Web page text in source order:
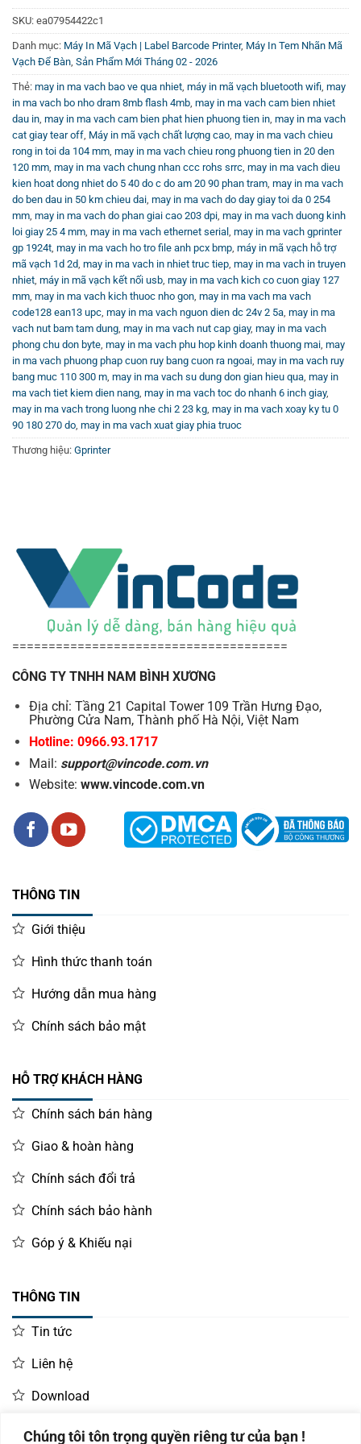
Chúng tôi tôn trọng quyền riêng tư của bạn !
có thể tham khảo video hướng dẫn chi tiết trênKênh
Youtube Vincode
các dòng máy in tem nhãn và văn phòng phẩm liên quan.
Kết Luận
Máy in nhãn in nhiệt đa chức năng với nhiều ưu điểm vượt
trội về công nghệ, thiết kế thông minh và khả năng xử lý
hiệu suất cao là giải pháp lý tưởng cho các doanh nghiệp
cần in tem nhãn chuyên nghiệp. Sản phẩm không chỉ đảm
bảo chất lượng in sắc nét, bền màu mà còn tối ưu hóa quy
trình vận hành, giúp tiết kiệm thời gian và chi phí.
SKU: ea07954422c1
Danh mục: Máy In Mã Vạch | Label Barcode Printer, Máy In Tem Nhãn Mã
Vạch Để Bàn, Sản Phẩm Mới Tháng 02 - 2026
Thẻ: may in ma vach bao ve qua nhiet, máy in mã vạch bluetooth wifi, may
in ma vach bo nho dram 8mb flash 4mb, may in ma vach cam bien nhiet
dau in, may in ma vach cam bien phat hien phuong tien in, may in ma vach
cat giay tear off, Máy in mã vạch chất lượng cao, may in ma vach chieu
rong in toi da 104 mm, may in ma vach chieu rong phuong tien in 20 den
120 mm, may in ma vach chung nhan ccc rohs srrc, may in ma vach dieu
kien hoat dong nhiet do 5 40 do c do am 20 90 phan tram, may in ma vach
do ben dau in 50 km chieu dai, may in ma vach do day giay toi da 0 254
mm, may in ma vach do phan giai cao 203 dpi, may in ma vach duong kinh
loi giay 25 4 mm, may in ma vach ethernet serial , may in ma vach gprinter
gp 1924t, may in ma vach ho tro file anh pcx bmp, máy in mã vạch hỗ trợ
mã vạch 1d 2d, may in ma vach in nhiet truc tiep, may in ma vach in truyen
nhiet, máy in mã vạch kết nối usb, may in ma vach kich co cuon giay 127
mm, may in ma vach kich thuoc nho gon, may in ma vach ma vach
code128 ean13 upc, may in ma vach nguon dien dc 24v 2 5a, may in ma
vach nut bam tam dung, may in ma vach nut cap giay, may in ma vach
phong chu don byte, may in ma vach phu hop kinh doanh thuong mai, may
in ma vach phuong phap cuon ruy bang cuon ra ngoai, may in ma vach ruy
bang muc 110 300 m, may in ma vach su dung don gian hieu qua, may in
ma vach tiet kiem dien nang, may in ma vach toc do nhanh 6 inch giay,
may in ma vach trong luong nhe chi 2 23 kg, may in ma vach xoay ky tu 0
90 180 270 do, may in ma vach xuat giay phia truoc
Thương hiệu: Gprinter
======================================
CÔNG TY TNHH NAM BÌNH XƯƠNG
Địa chỉ: Tầng 21 Capital Tower 109 Trần Hưng Đạo,
Phường Cửa Nam, Thành phố Hà Nội, Việt Nam
Hotline: 0966.93.1717
Mail: support@vincode.com.vn
Website: www.vincode.com.vn
THÔNG TIN
Giới thiệu
Hình thức thanh toán
Hướng dẫn mua hàng
Chính sách bảo mật
HỖ TRỢ KHÁCH HÀNG
Chính sách bán hàng
Giao & hoàn hàng
Chính sách đổi trả
Chính sách bảo hành
Góp ý & Khiếu nại
THÔNG TIN
Tin tức
Liên hệ
Download